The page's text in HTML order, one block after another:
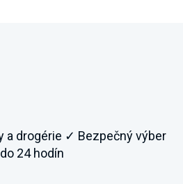
a drogérie ✓ Bezpečný výber
24 hodín